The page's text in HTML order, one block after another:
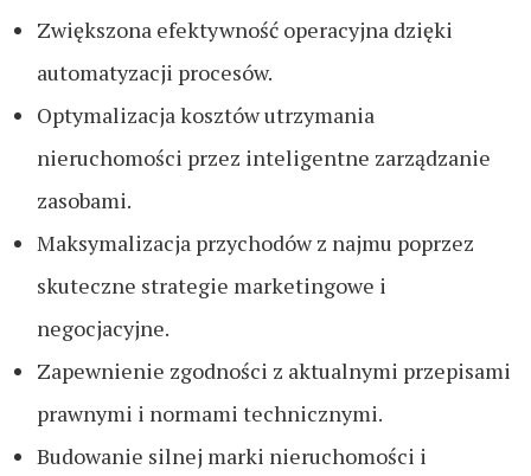
Zwiększona efektywność operacyjna dzięki
automatyzacji procesów.
Optymalizacja kosztów utrzymania
nieruchomości przez inteligentne zarządzanie
zasobami.
Maksymalizacja przychodów z najmu poprzez
skuteczne strategie marketingowe i
negocjacyjne.
Zapewnienie zgodności z aktualnymi przepisami
prawnymi i normami technicznymi.
Budowanie silnej marki nieruchomości i